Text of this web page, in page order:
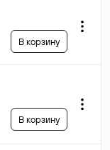
В корзину
В корзину